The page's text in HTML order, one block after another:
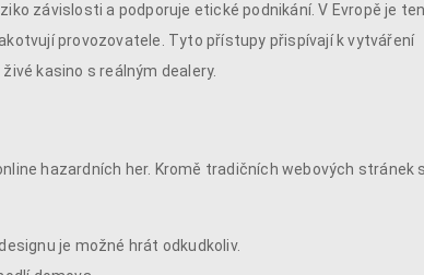
závislosti a podporuje etické podnikání. V Evropě je
provozovatele. Tyto přístupy přispívají k vytváření
kasino s reálným dealery.
hazardních her. Kromě tradičních webových stránek
je možné hrát odkudkoliv.